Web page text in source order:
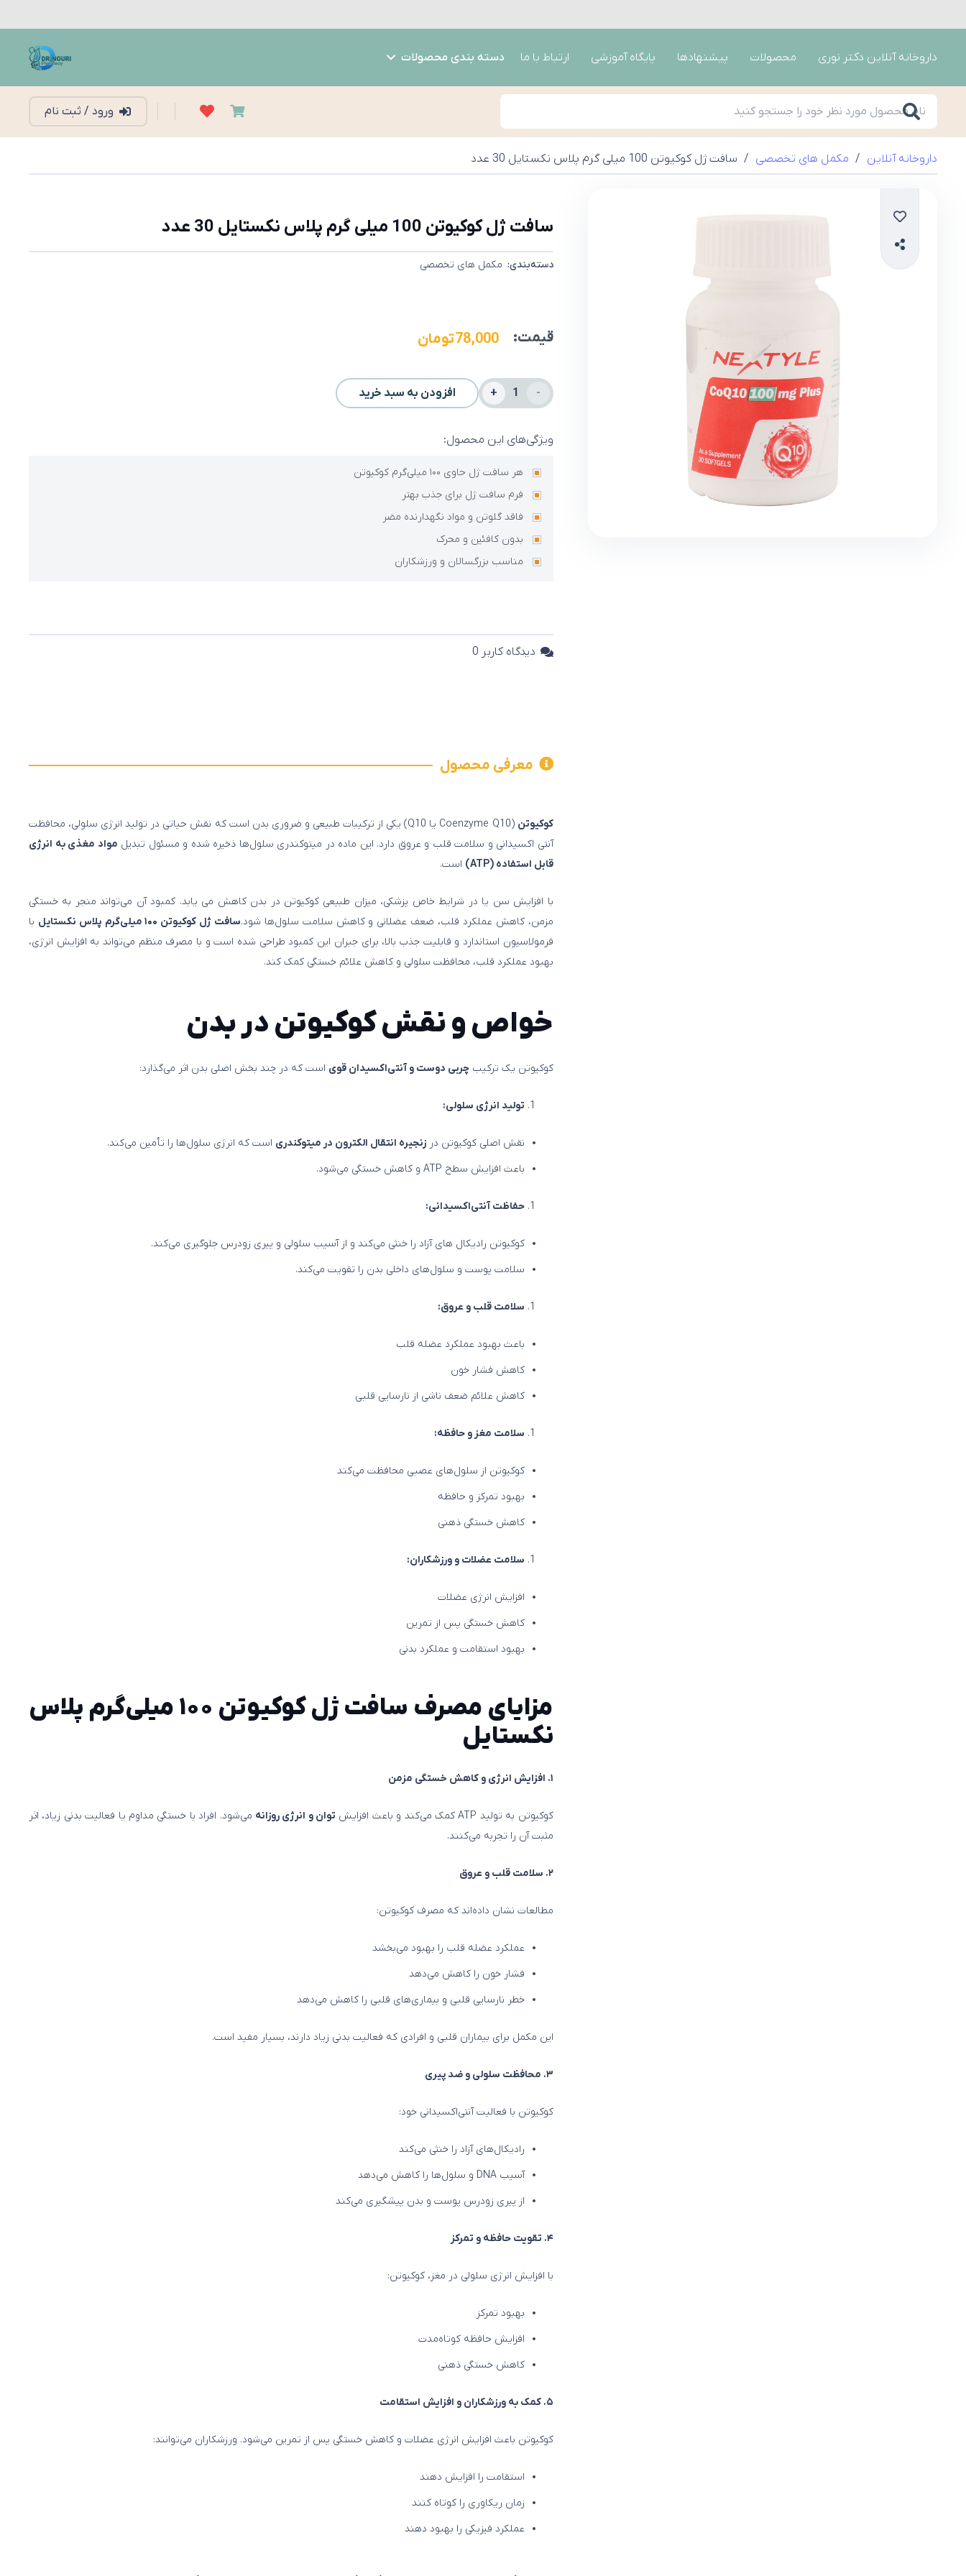
داروخانه آنلاین دکتر نوری محصولات پیشنهادها پایگاه آموزشی ارتباط با ما دسته بندی محصولات
ورود / ثبت نام
داروخانه آنلاین / مکمل های تخصصی / سافت ژل کوکیوتن 100 میلی گرم پلاس نکستایل 30 عدد
سافت ژل کوکیوتن 100 میلی گرم پلاس نکستایل 30 عدد
دسته‌بندی: مکمل های تخصصی
قیمت: 78,000تومان
سافت
کوکیوتن
افزودن به سبد خرید
ویژگی‌های این محصول:
هر سافت ژل حاوی ۱۰۰ میلی‌گرم کوکیوتن
فرم سافت ژل برای جذب بهتر
فاقد گلوتن و مواد نگهدارنده مضر
بدون کافئین و محرک
مناسب بزرگسالان و ورزشکاران
دیدگاه کاربر 0
معرفی محصول
کوکیوتن
(Coenzyme Q10 یا Q10) یکی از ترکیبات طبیعی و ضروری بدن است که نقش حیاتی در تولید انرژی سلولی، محافظت
آنتی‌ اکسیدانی و سلامت قلب و عروق دارد. این ماده در میتوکندری سلول‌ها ذخیره شده و مسئول تبدیل مواد مغذی به انرژی
قابل استفاده (ATP)
است.
با افزایش سن یا در شرایط خاص پزشکی، میزان طبیعی کوکیوتن در بدن کاهش می‌ یابد. کمبود آن می‌تواند منجر به خستگی
مزمن، کاهش عملکرد قلب، ضعف عضلانی و کاهش سلامت سلول‌ها شود.سافت ژل کوکیوتن ۱۰۰ میلی‌گرم پلاس نکستایل
با
فرمولاسیون استاندارد و قابلیت جذب بالا، برای جبران این کمبود طراحی شده است و با مصرف منظم می‌تواند به افزایش انرژی،
بهبود عملکرد قلب، محافظت سلولی و کاهش علائم خستگی کمک کند.
خواص و نقش کوکیوتن در بدن
کوکیوتن یک ترکیبچربی‌ دوست و آنتی‌اکسیدان قوی است که در چند بخش اصلی بدن اثر می‌گذارد:
تولید انرژی سلولی:
نقش اصلی کوکیوتن درزنجیره انتقال الکترون در میتوکندری است که انرژی سلول‌ها را تأمین می‌کند.
باعث افزایش سطح ATP و کاهش خستگی می‌شود.
حفاظت آنتی‌اکسیدانی:
کوکیوتن رادیکال‌ های آزاد را خنثی می‌کند و از آسیب سلولی و پیری زودرس جلوگیری می‌کند.
سلامت پوست و سلول‌های داخلی بدن را تقویت می‌کند.
سلامت قلب و عروق:
باعث بهبود عملکرد عضله قلب
کاهش فشار خون
کاهش علائم ضعف ناشی از نارسایی قلبی
سلامت مغز و حافظه:
کوکیوتن از سلول‌های عصبی محافظت می‌کند
بهبود تمرکز و حافظه
کاهش خستگی ذهنی
سلامت عضلات و ورزشکاران:
افزایش انرژی عضلات
کاهش خستگی پس از تمرین
بهبود استقامت و عملکرد بدنی
مزایای مصرف سافت ژل کوکیوتن ۱۰۰ میلی‌گرم پلاس
نکستایل
۱. افزایش انرژی و کاهش خستگی مزمن
کوکیوتن به تولید ATP کمک می‌کند و باعث افزایش توان و انرژی روزانه می‌شود. افراد با خستگی مداوم یا فعالیت بدنی زیاد، اثر
مثبت آن را تجربه می‌کنند.
۲. سلامت قلب و عروق
مطالعات نشان داده‌اند که مصرف کوکیوتن:
عملکرد عضله قلب را بهبود می‌بخشد
فشار خون را کاهش می‌دهد
خطر نارسایی قلبی و بیماری‌های قلبی را کاهش می‌دهد
این مکمل برای بیماران قلبی و افرادی که فعالیت بدنی زیاد دارند، بسیار مفید است.
۳. محافظت سلولی و ضد پیری
کوکیوتن با فعالیت آنتی‌اکسیدانی خود:
رادیکال‌های آزاد را خنثی می‌کند
آسیب DNA و سلول‌ها را کاهش می‌دهد
از پیری زودرس پوست و بدن پیشگیری می‌کند
۴. تقویت حافظه و تمرکز
با افزایش انرژی سلولی در مغز، کوکیوتن:
بهبود تمرکز
افزایش حافظه کوتاه‌مدت
کاهش خستگی ذهنی
۵. کمک به ورزشکاران و افزایش استقامت
کوکیوتن باعث افزایش انرژی عضلات و کاهش خستگی پس از تمرین می‌شود. ورزشکاران می‌توانند:
استقامت را افزایش دهند
زمان ریکاوری را کوتاه کنند
عملکرد فیزیکی را بهبود دهند